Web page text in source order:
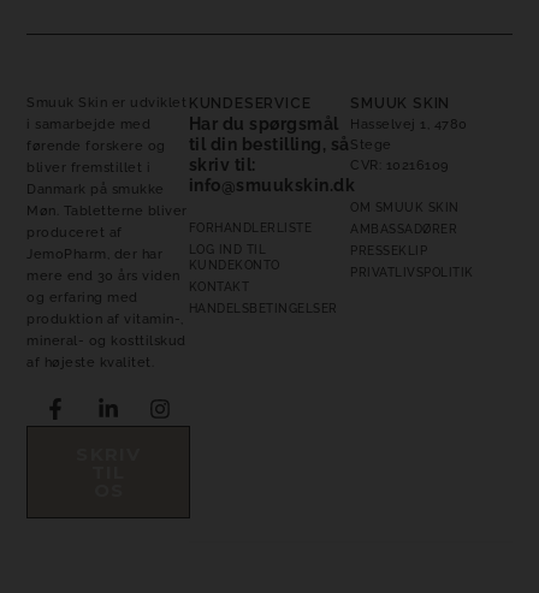
Smuuk Skin er udviklet
i samarbejde med
førende forskere og
bliver fremstillet i
Danmark på smukke
Møn. Tabletterne bliver
produceret af
JemoPharm, der har
mere end 30 års viden
og erfaring med
produktion af vitamin-,
mineral- og kosttilskud
af højeste kvalitet.
KUNDESERVICE
Har du spørgsmål
til din bestilling, så
skriv til:
info@smuukskin.dk
FORHANDLERLISTE
LOG IND TIL
KUNDEKONTO
KONTAKT
HANDELSBETINGELSER
SMUUK SKIN
Hasselvej 1, 4780
Stege
CVR: 10216109
OM SMUUK SKIN
AMBASSADØRER
PRESSEKLIP
PRIVATLIVSPOLITIK